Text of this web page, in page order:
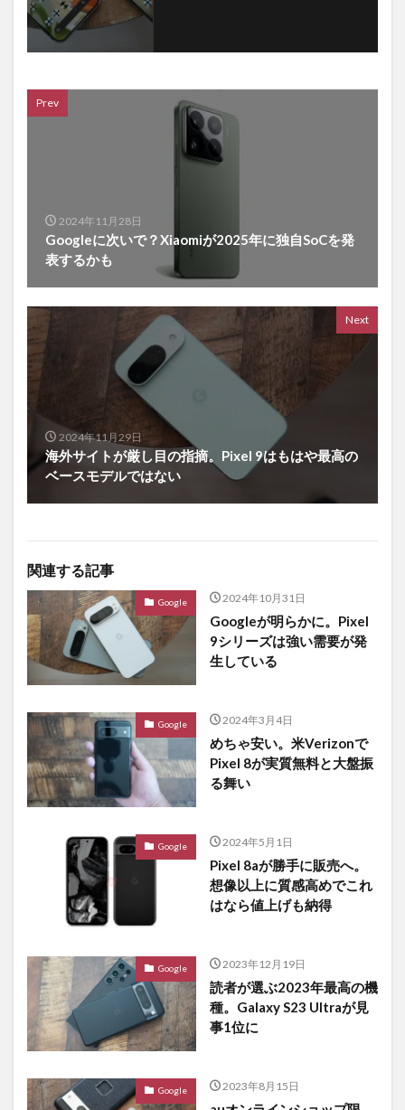
Prev
2024年11月28日
Googleに次いで？Xiaomiが2025年に独自SoCを発
表するかも
Next
2024年11月29日
海外サイトが厳し目の指摘。Pixel 9はもはや最高の
ベースモデルではない
関連する記事
Google 2024年10月31日
Googleが明らかに。Pixel
9シリーズは強い需要が発
生している
Google 2024年3月4日
めちゃ安い。米Verizonで
Pixel 8が実質無料と大盤振
る舞い
Google 2024年5月1日
Pixel 8aが勝手に販売へ。
想像以上に質感高めでこれ
はなら値上げも納得
Google 2023年12月19日
読者が選ぶ2023年最高の機
種。Galaxy S23 Ultraが見
事1位に
Google 2023年8月15日